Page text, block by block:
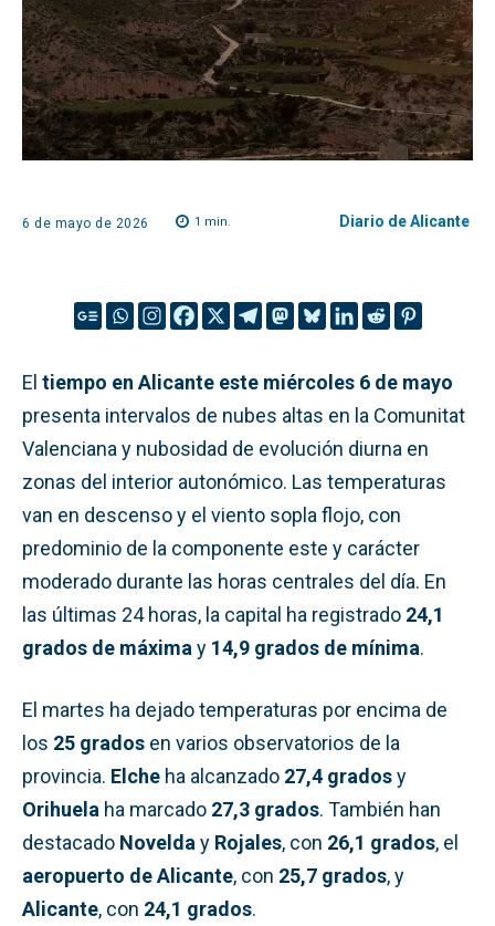
6 de mayo de 2026 1 min. Diario de Alicante
El tiempo en Alicante este miércoles 6 de mayo
presenta intervalos de nubes altas en la Comunitat
Valenciana y nubosidad de evolución diurna en
zonas del interior autonómico. Las temperaturas
van en descenso y el viento sopla flojo, con
predominio de la componente este y carácter
moderado durante las horas centrales del día. En
las últimas 24 horas, la capital ha registrado 24,1
grados de máxima y 14,9 grados de mínima.
El martes ha dejado temperaturas por encima de
los 25 grados en varios observatorios de la
provincia. Elche ha alcanzado 27,4 gradosy
Orihuela ha marcado 27,3 grados. También han
destacado Novelda y Rojales, con 26,1 grados, el
aeropuerto de Alicante, con 25,7 grados, y
Alicante, con 24,1 grados.